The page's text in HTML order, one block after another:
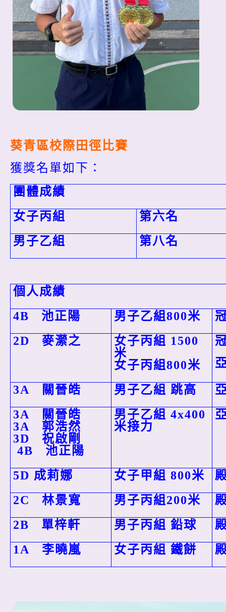
葵青區校際田徑比賽
獲獎名單如下：
團體成績
女子丙組
第六名
男子乙組
第八名
個人成績
4B 池正陽 男子乙組800米
2D 麥瀠之
女子丙組 1500
米
女子丙組800米
3A 關晉皓 男子乙組 跳高
3A
關晉皓
3A 郭浩然
3D 祝啟剛
4B 池正陽
男子乙組 4x400
米接力
5D 成莉娜 女子甲組 800米
2C 林景寬 男子丙組200米
2B 單梓軒 男子丙組 鉛球
1A 李曉嵐 女子丙組 鐵餅